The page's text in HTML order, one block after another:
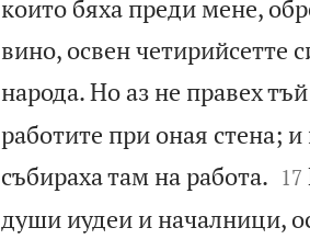
които бяха преди мене,
вино, освен четирийсетте
народа. Но аз не правех
работите при оная стена;
събираха там на работа.
17
души иудеи и началници,